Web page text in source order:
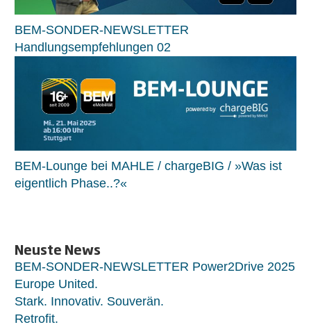
BEM-SONDER-NEWSLETTER
Handlungsempfehlungen 02
BEM-Lounge bei MAHLE / chargeBIG / »Was ist
eigentlich Phase..?«
Neuste News
BEM-SONDER-NEWSLETTER Power2Drive 2025
Europe United.
Stark. Innovativ. Souverän.
Retrofit.